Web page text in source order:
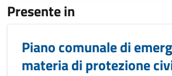
Presente in
Piano comunale di
materia di protezione